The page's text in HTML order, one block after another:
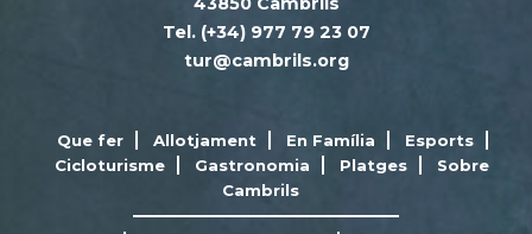
Tel. (+34) 977 79 23 07
tur@cambrils.org
Que fer Allotjament En Família
Esports
Cicloturisme
Gastronomia Platges
Sobre
Cambrils